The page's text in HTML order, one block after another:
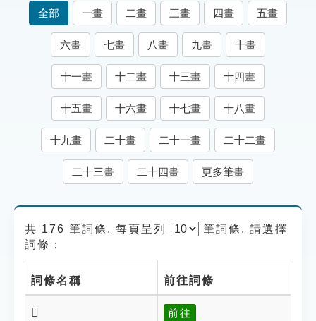
索引選單
知識索引
單字索引
生命大百科索引
遊戲專區
貓頭鷹博士
全部 一畫 二畫 三畫 四畫 五畫
六畫 七畫 八畫 九畫 十畫
十一畫 十二畫 十三畫 十四畫
十五畫 十六畫 十七畫 十八畫
十九畫 二十畫 二十一畫 二十二畫
二十三畫 二十四畫 更多筆畫
共 176 筆詞條, 每頁呈列 筆詞條, 請選擇
詞條：
詞條名稱 前往詞條
𦏋 前往